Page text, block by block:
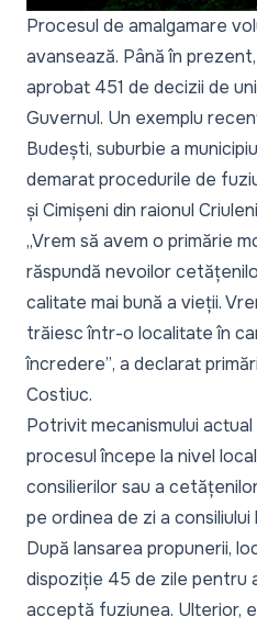
Procesul de amalgamare
avansează. Până în
aprobat 451 de decizii de
Guvernul. Un exemplu
Budești, suburbie a
demarat procedurile de
și Cimișeni din raionul
„Vrem să avem o primărie
răspundă nevoilor
calitate mai bună a vieții.
trăiesc într-o localitate în
încredere”, a declarat
Costiuc.
Potrivit mecanismului
procesul începe la nivel
consilierilor sau a
pe ordinea de zi a consiliului
După lansarea propunerii,
dispoziție 45 de zile pentru
acceptă fuziunea. Ulterior,